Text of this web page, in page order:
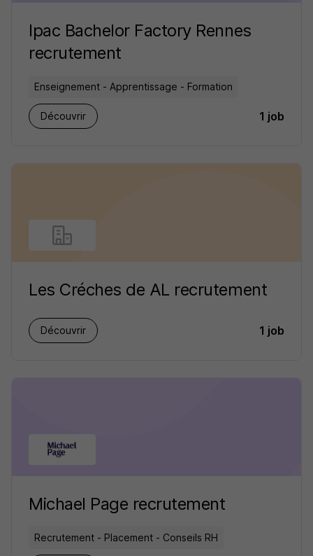
Ipac Bachelor Factory Rennes
recrutement
Enseignement - Apprentissage - Formation
Découvrir 1 job
Les Créches de AL recrutement
Découvrir 1 job
Michael Page recrutement
Recrutement - Placement - Conseils RH